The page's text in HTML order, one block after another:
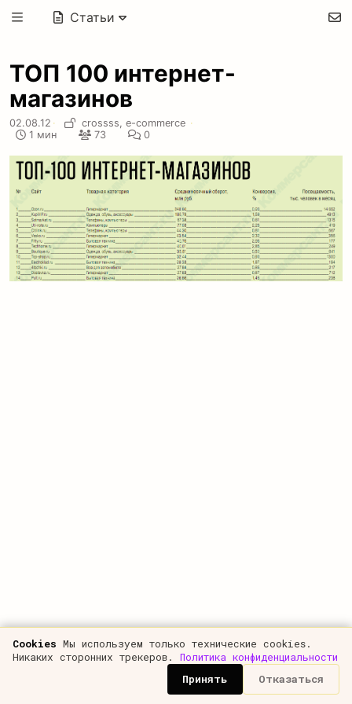
Статьи
ТОП 100 интернет-
магазинов
02.08.12 · crossss, e-commerce ·
1 мин
73 0
Cookies Мы используем только технические cookies.
Никаких сторонних трекеров. Политика конфиденциальности
Принять Отказаться